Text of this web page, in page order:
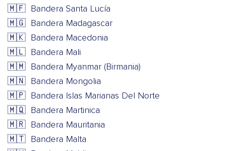
🇲🇫 Bandera Santa Lucía
🇲🇬 Bandera Madagascar
🇲🇰 Bandera Macedonia
🇲🇱 Bandera Mali
🇲🇲 Bandera Myanmar (Birmania)
🇲🇳 Bandera Mongolia
🇲🇵 Bandera Islas Marianas Del Norte
🇲🇶 Bandera Martinica
🇲🇷 Bandera Mauritania
🇲🇹 Bandera Malta